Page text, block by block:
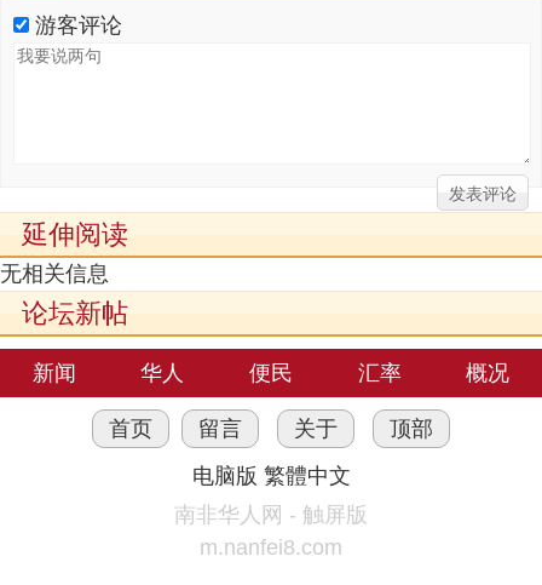
游客评论
延伸阅读
无相关信息
论坛新帖
新闻 华人 便民 汇率 概况
首页 留言 关于
顶部
电脑版 繁體中文
南非华人网 - 触屏版
m.nanfei8.com